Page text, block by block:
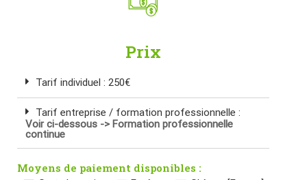
Prix
Tarif individuel : 250€
Tarif entreprise / formation professionnelle :
Voir ci-dessous -> Formation professionnelle
continue
Moyens de paiement disponibles :